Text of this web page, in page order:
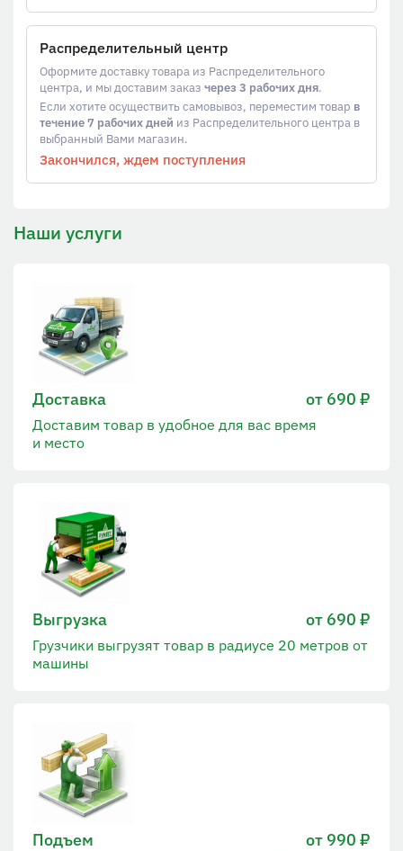
Распределительный центр
Оформите доставку товара из Распределительного
центра, и мы доставим заказ через 3 рабочих дня.
Если хотите осуществить самовывоз, переместим товар в
течение 7 рабочих дней из Распределительного центра в
выбранный Вами магазин.
Закончился, ждем поступления
Наши услуги
Доставка от 690 ₽
Доставим товар в удобное для вас время
и место
Выгрузка от 690 ₽
Грузчики выгрузят товар в радиусе 20 метров от
машины
Подъем от 990 ₽